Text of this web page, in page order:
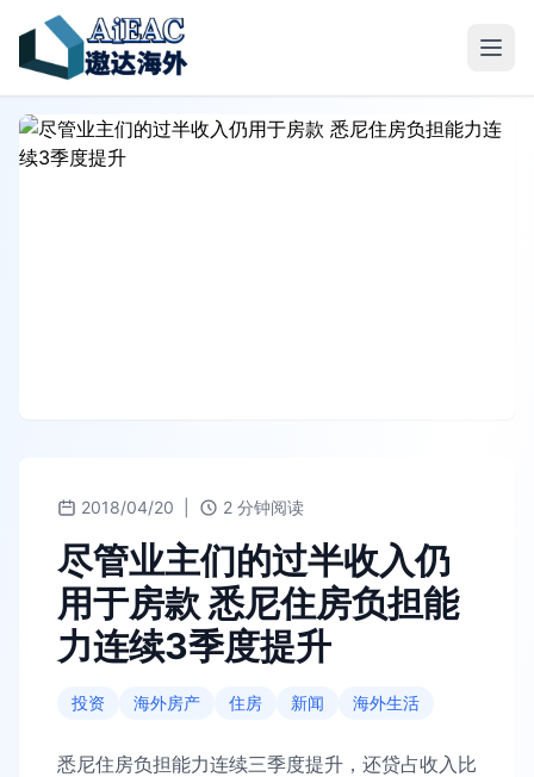
2018/04/20 2 分钟阅读
尽管业主们的过半收入仍
用于房款 悉尼住房负担能
力连续3季度提升
投资 海外房产 住房 新闻 海外生活
悉尼住房负担能力连续三季度提升，还贷占收入比